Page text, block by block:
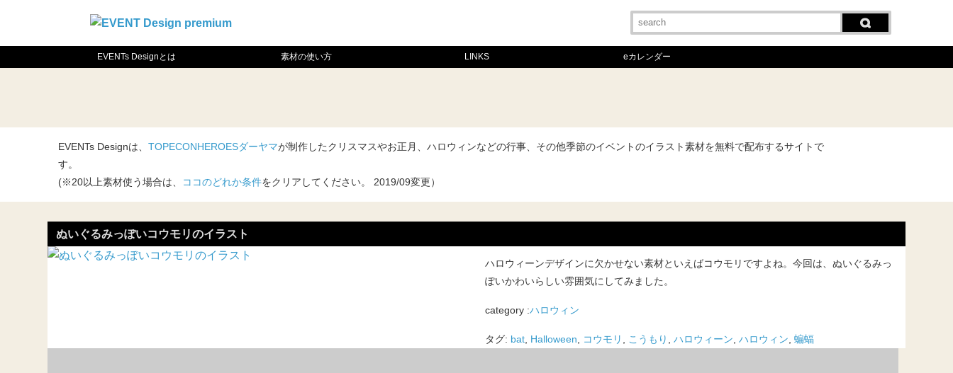
EVENTs Designとは 素材の使い方 LINKS eカレンダー
EVENTs Designは、 TOPECONHEROESダーヤマが制作したクリスマスやお正月、ハロウィンなどの行事、その他季節のイベントのイラスト素材を無料で配布するサイトで
す。
(※20以上素材使う場合は、
ココのどれか条件をクリアしてください。 2019/09変更 ）
ぬいぐるみっぽいコウモリのイラスト
ハロウィーンデザインに欠かせない素材といえばコウモリですよね。今回は、ぬいぐるみっ
ぽいかわいらしい雰囲気にしてみました。
category :ハロウィン
タグ: bat, Halloween, コウモリ , こうもり , ハロウィーン, ハロウィン, 蝙蝠